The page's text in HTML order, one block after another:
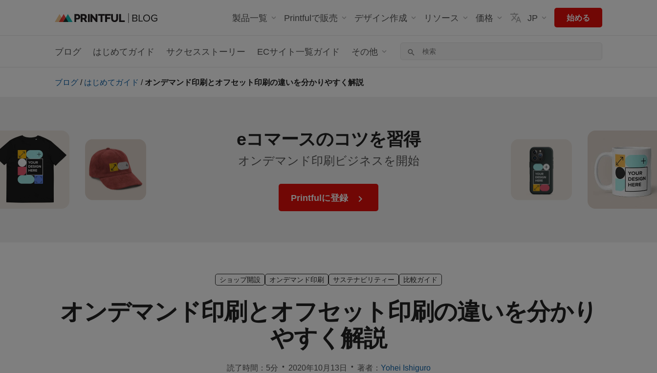
製品一覧 Printfulで販売 デザイン作成 リソース 価格 JP 始める
ブログ はじめてガイド サクセスストーリー ECサイト一覧ガイド その他
ブログ/はじめてガイド /オンデマンド印刷とオフセット印刷の違いを分かりやすく解説
eコマースのコツを習得
オンデマンド印刷ビジネスを開始
Printfulに登録
ショップ開設 オンデマンド印刷 サステナビリティー 比較ガイド
オンデマンド印刷とオフセット印刷の違いを分かり
やすく解説
読了時間：5分 • 2020年10月13日 • 著者： Yohei Ishiguro